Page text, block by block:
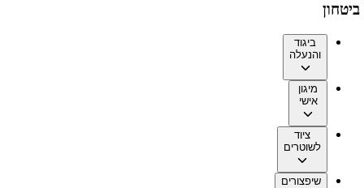
ביטחון
ביגוד
והנעלה
מיגון
אישי
ציוד
לשוטרים
שיפצורים